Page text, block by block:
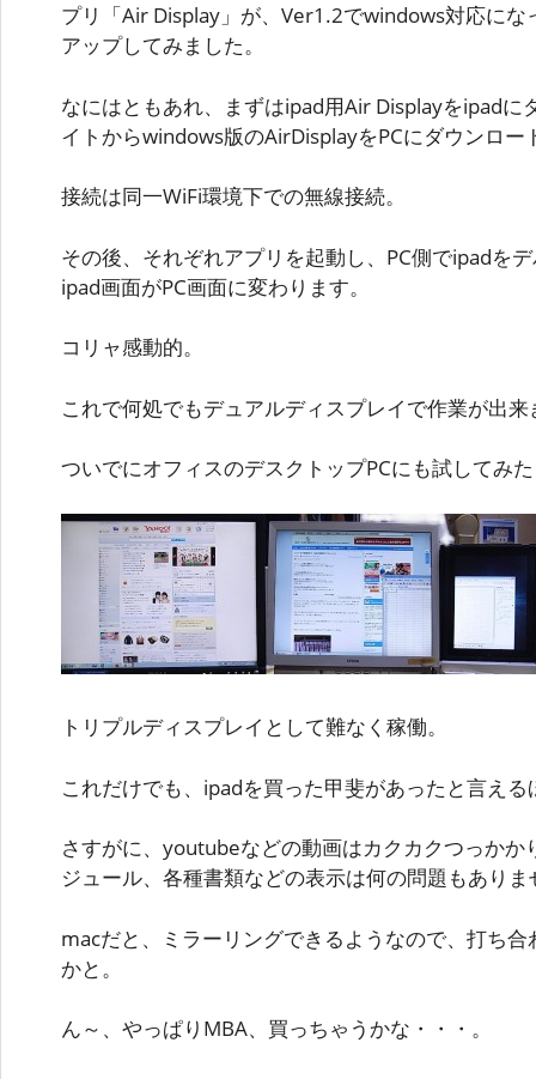
プリ「Air Display」が、Ver1.2でwindows対応にな
アップしてみました。
なにはともあれ、まずはipad用Air Displayをipadに
イトからwindows版のAirDisplayをPCにダウンロー
接続は同一WiFi環境下での無線接続。
その後、それぞれアプリを起動し、PC側でipadを
ipad画面がPC画面に変わります。
コリャ感動的。
これで何処でもデュアルディスプレイで作業が出
ついでにオフィスのデスクトップPCにも試してみ
トリプルディスプレイとして難なく稼働。
これだけでも、ipadを買った甲斐があったと言える
さすがに、youtubeなどの動画はカクカクつっかか
ジュール、各種書類などの表示は何の問題もありま
macだと、ミラーリングできるようなので、打ち
かと。
ん～、やっぱりMBA、買っちゃうかな・・・。